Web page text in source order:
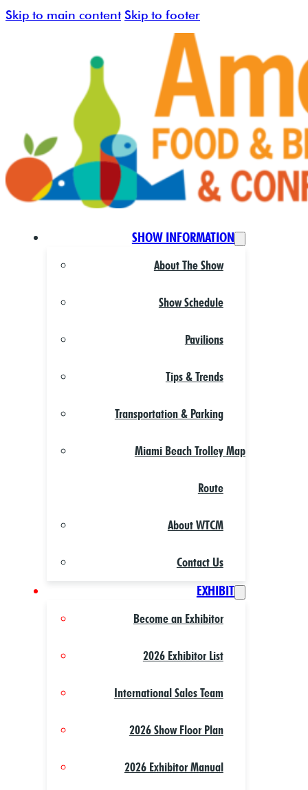
Skip to main content Skip to footer
SHOW INFORMATION
About The Show
Show Schedule
Pavilions
Tips & Trends
Transportation & Parking
Miami Beach Trolley Map
Route
About WTCM
Contact Us
EXHIBIT
Become an Exhibitor
2026 Exhibitor List
International Sales Team
2026 Show Floor Plan
2026 Exhibitor Manual